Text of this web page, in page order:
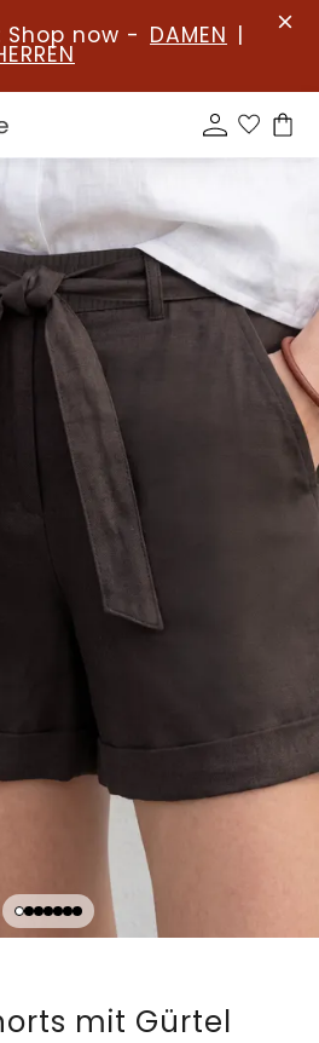
Shop now - DAMEN |
mit Gürtel